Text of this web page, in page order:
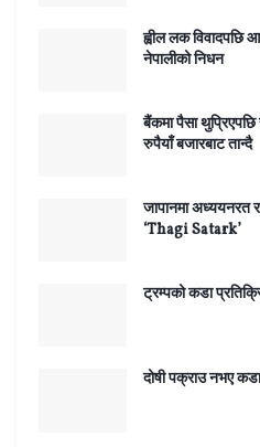
ह्वील लक विवादपछि
नेपालीको निधन
बैंकमा पैसा
रुपैयाँ बजारबाट तान्दै
जापानमा अध्ययनरत
‘Thagi Satark’
ट्रम्पको कडा
दोषी पक्राउ नभए